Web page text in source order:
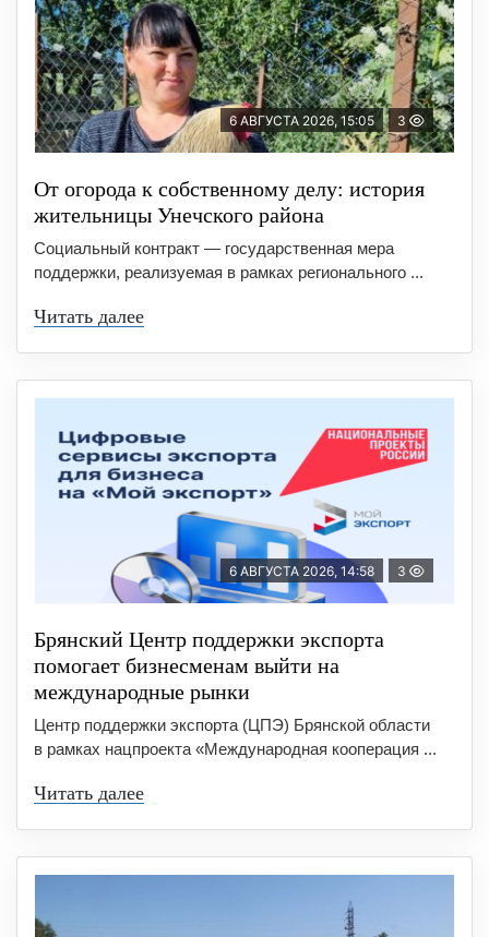
6 АВГУСТА 2026, 15:05 3
От огорода к собственному делу: история
жительницы Унечского района
Социальный контракт — государственная мера
поддержки, реализуемая в рамках регионального ...
Читать далее
6 АВГУСТА 2026, 14:58 3
Брянский Центр поддержки экспорта
помогает бизнесменам выйти на
международные рынки
Центр поддержки экспорта (ЦПЭ) Брянской области
в рамках нацпроекта «Международная кооперация ...
Читать далее